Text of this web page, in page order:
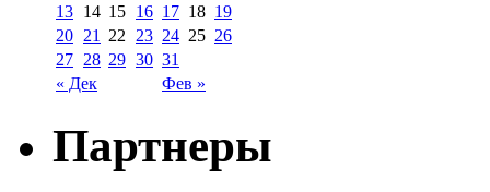
« Дек Фев »
13 14 15 16 17 18 19
20 21 22 23 24 25 26
27 28 29 30 31
Партнеры